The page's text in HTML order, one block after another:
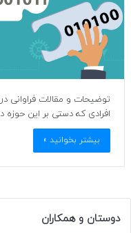
توضیحات و مقالات فراوانی
افرادی که دستی بر این حوزه
بیشتر بخوانید »
دوستان و همکاران